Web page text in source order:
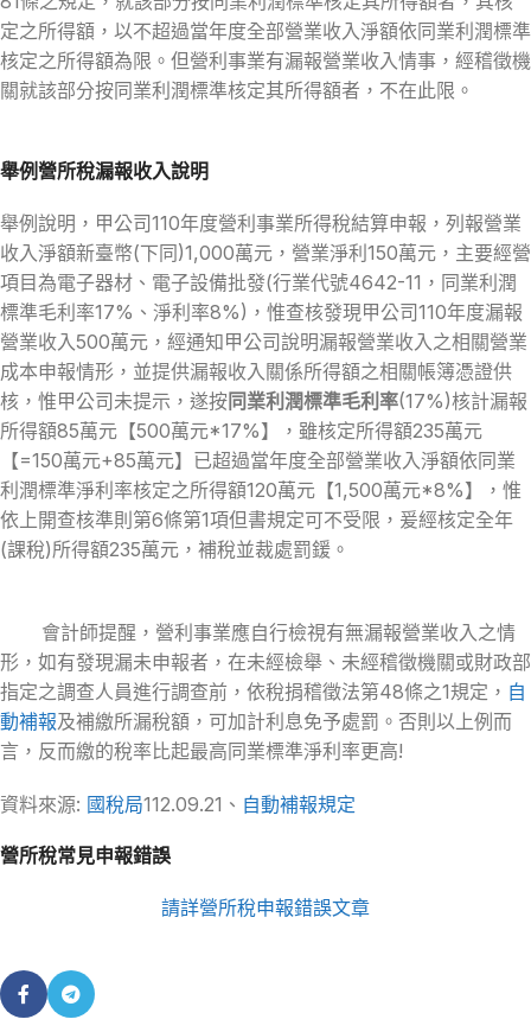
定之所得額，以不超過當年度全部營業收入淨額依同業利潤標準
核定之所得額為限。但營利事業有漏報營業收入情事，經稽徵機
關就該部分按同業利潤標準核定其所得額者，不在此限。
舉例營所稅漏報收入說明
舉例說明，甲公司110年度營利事業所得稅結算申報，列報營業
收入淨額新臺幣(下同)1,000萬元，營業淨利150萬元，主要經營
項目為電子器材、電子設備批發(行業代號4642-11，同業利潤
標準毛利率17%、淨利率8%)，惟查核發現甲公司110年度漏報
營業收入500萬元，經通知甲公司說明漏報營業收入之相關營業
成本申報情形，並提供漏報收入關係所得額之相關帳簿憑證供
核，惟甲公司未提示，遂按同業利潤標準毛利率(17%)核計漏報
所得額85萬元【500萬元*17%】，雖核定所得額235萬元
【=150萬元+85萬元】已超過當年度全部營業收入淨額依同業
利潤標準淨利率核定之所得額120萬元【1,500萬元*8%】，惟
依上開查核準則第6條第1項但書規定可不受限，爰經核定全年
(課稅)所得額235萬元，補稅並裁處罰鍰。
會計師提醒，營利事業應自行檢視有無漏報營業收入之情
形，如有發現漏未申報者，在未經檢舉、未經稽徵機關或財政部
指定之調查人員進行調查前，依稅捐稽徵法第48條之1規定， 自
動補報及補繳所漏稅額，可加計利息免予處罰。否則以上例而
言，反而繳的稅率比起最高同業標準淨利率更高!
資料來源: 國稅局112.09.21、 自動補報規定
營所稅常見申報錯誤
請詳營所稅申報錯誤文章